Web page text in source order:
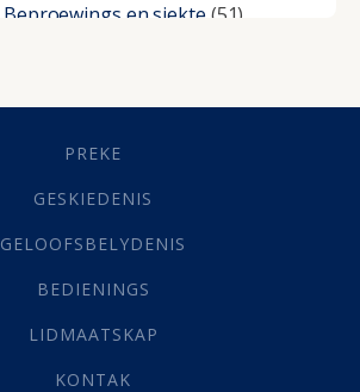
Beproewings en siekte (51)
Geestelike Groei(10)
(21)
Grys Areas(4)
Lewensdoel(3)
Selfondersoek(1)
Werk(22)
(142)
PREKE
GESKIEDENIS
GELOOFSBELYDENIS
BEDIENINGS
LIDMAATSKAP
KONTAK